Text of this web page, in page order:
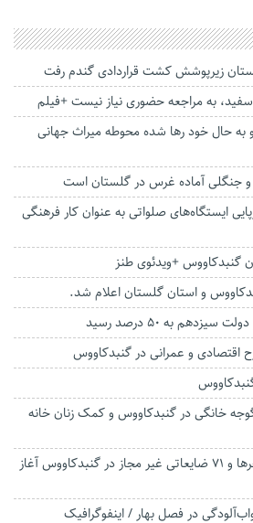
به مراجعه حضوری نیاز نیست +فیلم
به حال خود رها شده محوطه میراث‌ جهانی
جنگلی آماده غرس در گلستان است
ایستگاه‌های صلواتی به عنوان کار فرهنگی
گنبدکاووس +ویدئوی طنز
و استان گلستان اعلام شد.
به ۵۰ درصد رسید
خانگی در گنبدکاووس و کمک زنان خانه
طرح ضربتی برخورد با مالخرها و ۷۱ ضایعاتی غیر مجاز در گنبدکاووس آغاز
در فصل بهار / اینفوگرافیک